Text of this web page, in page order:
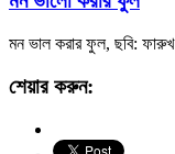
মন ভাল করার ফুল, ছবি:
শেয়ার করুন: